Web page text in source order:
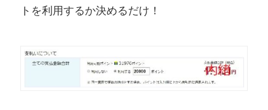
トを利用するか決めるだけ！